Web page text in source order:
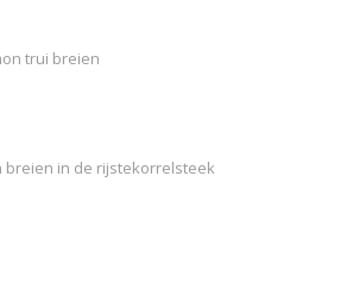
trui breien
breien in de rijstekorrelsteek